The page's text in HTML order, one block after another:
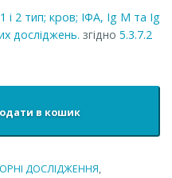
і 2 тип; кров; ІФА, Ig М та Ig
досліджень. згідно 5.3.7.2
в кошик
ДОСЛІДЖЕННЯ,